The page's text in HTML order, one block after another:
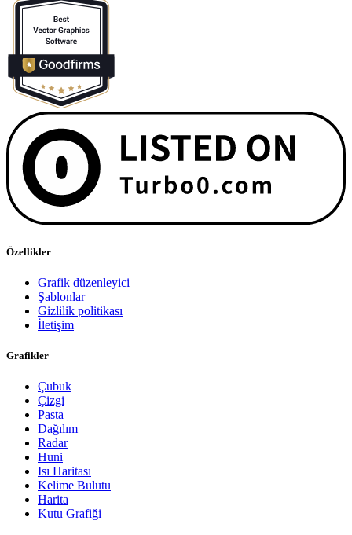
Özellikler
Grafik düzenleyici
Şablonlar
Gizlilik politikası
İletişim
Grafikler
Çubuk
Çizgi
Pasta
Dağılım
Radar
Huni
Isı Haritası
Kelime Bulutu
Harita
Kutu Grafiği